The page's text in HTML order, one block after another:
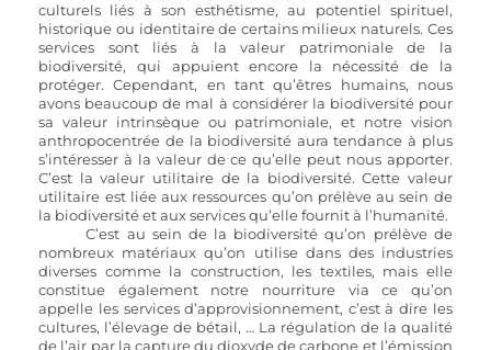
culturels liés à son esthétisme, au potentiel spirituel,
historique ou identitaire de certains milieux naturels. Ces
services sont liés à la valeur patrimoniale de la
biodiversité, qui appuient encore la nécessité de la
protéger. Cependant, en tant qu’êtres humains, nous
avons beaucoup de mal à considérer la biodiversité pour
sa valeur intrinsèque ou patrimoniale, et notre vision
anthropocentrée de la biodiversité aura tendance à plus
s’intéresser à la valeur de ce qu’elle peut nous apporter.
C’est la valeur utilitaire de la biodiversité. Cette valeur
utilitaire est liée aux ressources qu’on prélève au sein de
la biodiversité et aux services qu’elle fournit à l’humanité.
	C’est au sein de la biodiversité qu’on prélève de
nombreux matériaux qu’on utilise dans des industries
diverses comme la construction, les textiles, mais elle
constitue également notre nourriture via ce qu’on
appelle les services d’approvisionnement, c’est à dire les
cultures, l’élevage de bétail, … La régulation de la qualité
de l’air par la capture du dioxyde de carbone et l’émission